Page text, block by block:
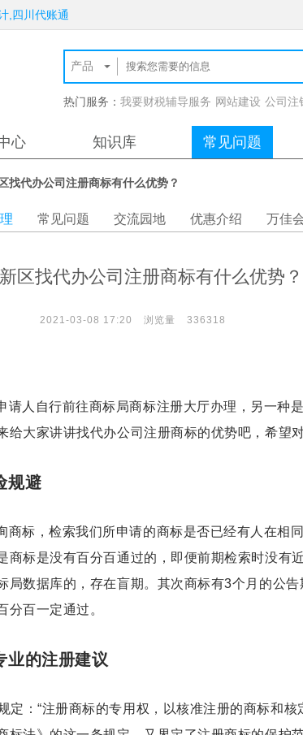
,四川代账通
热门服务： 我要财税辅导服务 网站建设 公司注
心 知识库 常见问题
找代办公司注册商标有什么优势？
常见问题 交流园地 优惠介绍 万佳
区找代办公司注册商标有什么优势？
2021-03-08 17:20 浏览量 336318
请人自行前往商标局商标注册大厅办理，另一种
给大家讲讲找代办公司注册商标的优势吧，希望
规避
商标，检索我们所申请的商标是否已经有人在相
商标是没有百分百通过的，即便前期检索时没有
局数据库的，存在盲期。其次商标有3个月的公
分百一定通过。
业的注册建议
定：“注册商标的专用权，以核准注册的商标和核